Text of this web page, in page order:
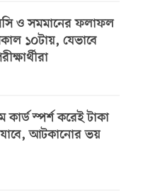
ও সমমানের ফলাফল
১০টায়, যেভাবে
কার্ড স্পর্শ করেই টাকা
আটকানোর ভয়